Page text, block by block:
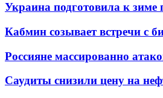
Украина подготовила к
Кабмин созывает встречи с
Россияне массированно
Саудиты снизили цену на